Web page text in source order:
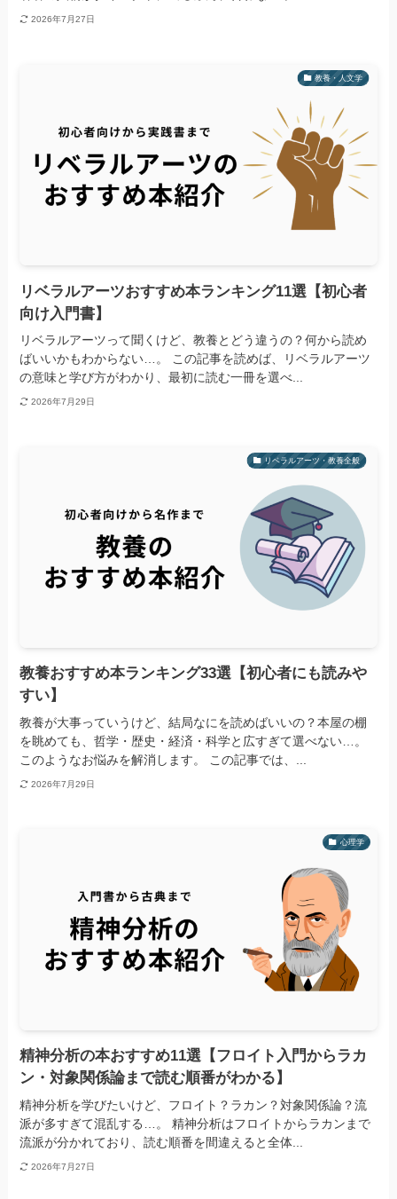
2026年7月27日
教養・人文学
リベラルアーツおすすめ本ランキング11選【初心者
向け入門書】
リベラルアーツって聞くけど、教養とどう違うの？何から読め
ばいいかもわからない…。 この記事を読めば、リベラルアーツ
の意味と学び方がわかり、最初に読む一冊を選べ...
2026年7月29日
リベラルアーツ・教養全般
教養おすすめ本ランキング33選【初心者にも読みや
すい】
教養が大事っていうけど、結局なにを読めばいいの？本屋の棚
を眺めても、哲学・歴史・経済・科学と広すぎて選べない…。
このようなお悩みを解消します。 この記事では、...
2026年7月29日
心理学
精神分析の本おすすめ11選【フロイト入門からラカ
ン・対象関係論まで読む順番がわかる】
精神分析を学びたいけど、フロイト？ラカン？対象関係論？流
派が多すぎて混乱する…。 精神分析はフロイトからラカンまで
流派が分かれており、読む順番を間違えると全体...
2026年7月27日